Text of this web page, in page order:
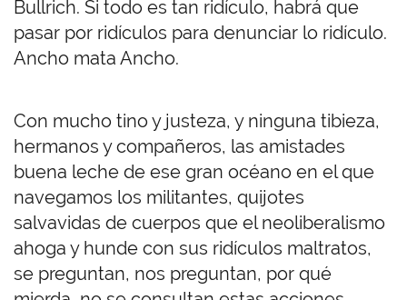
Bullrich. Si todo es tan ridículo, habrá que
pasar por ridículos para denunciar lo ridículo.
Ancho mata Ancho.
Con mucho tino y justeza, y ninguna tibieza,
hermanos y compañeros, las amistades
buena leche de ese gran océano en el que
navegamos los militantes, quijotes
salvavidas de cuerpos que el neoliberalismo
ahoga y hunde con sus ridículos maltratos,
se preguntan, nos preguntan, por qué